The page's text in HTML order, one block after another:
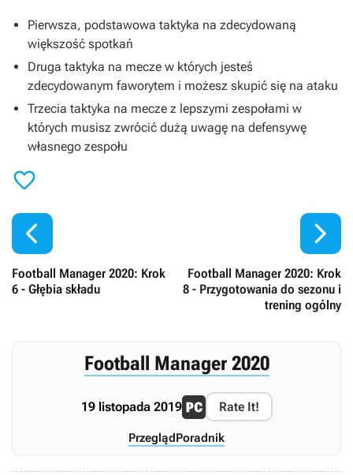
Pierwsza, podstawowa taktyka na zdecydowaną
większość spotkań
Druga taktyka na mecze w których jesteś
zdecydowanym faworytem i możesz skupić się na ataku
Trzecia taktyka na mecze z lepszymi zespołami w
których musisz zwrócić dużą uwagę na defensywę
własnego zespołu


Football Manager 2020: Krok
6 - Głębia składu
Football Manager 2020: Krok
8 - Przygotowania do sezonu i
trening ogólny

Football Manager 2020
19 listopada 2019 Rate It!
PrzeglądPoradnik